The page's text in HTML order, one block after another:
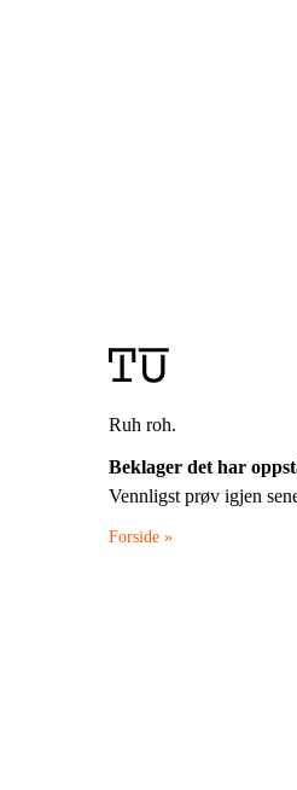
Ruh roh.
Beklager det har
Vennligst prøv igjen
Forside »